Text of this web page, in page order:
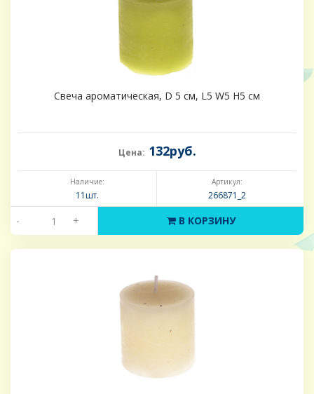
Свеча ароматическая, D 5 см, L5 W5 H5 см
Цена: 132руб.
Наличие:
11шт.
Артикул:
266871_2
- + В КОРЗИНУ